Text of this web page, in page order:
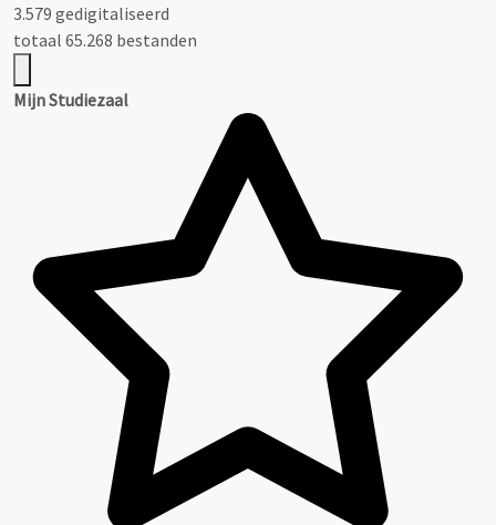
3.579 gedigitaliseerd
totaal 65.268 bestanden
Mijn Studiezaal